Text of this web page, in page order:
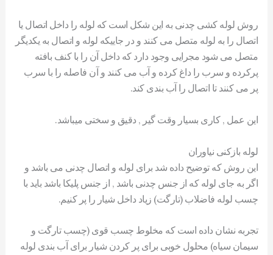
روش لوله کشی چدنی به این شکل است که لوله را داخل اتصال یا
اتصال را به لوله متصل می کنند و در جاییکه لوله و اتصال به یکدیگر
متصل می شود مجرایی وجود دارد که داخل آن را با کنف بافته
پرکرده و سرب را داغ کرده و آب می کنند و آن فاصله را با سرب
پر می کنند تا اتصال را آب بندی کند.
این عمل , کاری بسیار وقت گیر , دقیق و سختی میباشد.
لوله بازکنی نیاوران
این روش که توضیح داده شد برای لوله و اتصال چدنی می باشد و
اگر به جای لوله که از جنس چدنی باشد , از جنس پلیکا باشد باید با
چسب لوله فاضلاب (تارگت) زیاد داخل شیار را پر کنیم.
تجربه نشان داده است که مخلوط چسب قوی (چسب تارگت و
سیمان سیاه) محلول خوبی برای پر کردن شیار برای آب بندی لوله